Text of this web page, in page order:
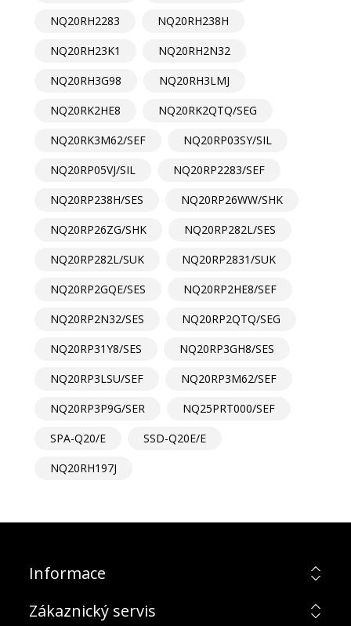
NQ20RH2283
NQ20RH238H
NQ20RH23K1
NQ20RH2N32
NQ20RH3G98
NQ20RH3LMJ
NQ20RK2HE8
NQ20RK2QTQ/SEG
NQ20RK3M62/SEF
NQ20RP03SY/SIL
NQ20RP05VJ/SIL
NQ20RP2283/SEF
NQ20RP238H/SES
NQ20RP26WW/SHK
NQ20RP26ZG/SHK
NQ20RP282L/SES
NQ20RP282L/SUK
NQ20RP2831/SUK
NQ20RP2GQE/SES
NQ20RP2HE8/SEF
NQ20RP2N32/SES
NQ20RP2QTQ/SEG
NQ20RP31Y8/SES
NQ20RP3GH8/SES
NQ20RP3LSU/SEF
NQ20RP3M62/SEF
NQ20RP3P9G/SER
NQ25PRT000/SEF
SPA-Q20/E
SSD-Q20E/E
NQ20RH197J
Informace
Zákaznický servis